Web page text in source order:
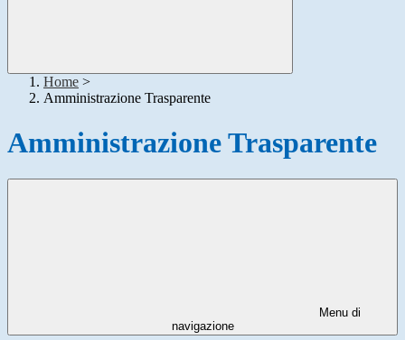
Home >
Amministrazione Trasparente
Amministrazione Trasparente
Menu di
navigazione